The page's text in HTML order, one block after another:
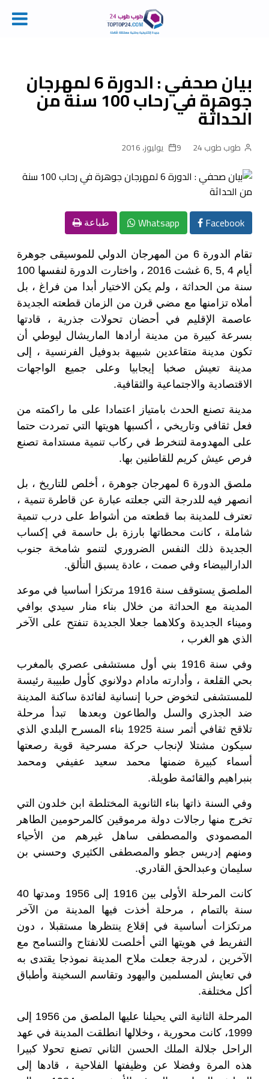
بيان صحفي : الدورة 6 لمهرجان
جوهرة في رحاب 100 سنة من
الحداثة
طوب طوب 24 9 يوليوز، 2016
Facebook
Whatsapp طباعة
تقام الدورة 6 من المهرجان الدولي للموسيقى جوهرة
أيام 4 ,5 ,6 غشت 2016 ، واختارت الدورة لنفسها 100
سنة من الحداثة ، ولم يكن الاختيار أبدا من فراغ ، بل
أملاه تزامنها مع مضي قرن من الزمان قطعته الجديدة
عاصمة الإقليم في أحضان تحولات جذرية ، قادتها
بسرعة كبيرة من مدينة أرادها الماريشال ليوطي أن
تكون مدينة متقاعدين شبيهة بدوفيل الفرنسية ، إلى
مدينة تعيش صخبا إيجابيا وعلى جميع الواجهات
الاقتصادية والاجتماعية والثقافية.
مدينة تصنع الحدث بامتياز اعتمادا على ما راكمته من
فعل ثقافي وتاريخي ، أكسبها هويتها التي تمردت حتما
على المهدومة لتنخرط في ركاب تنمية مستدامة تصنع
فرص عيش كريم للقاطنين بها.
ملصق الدورة 6 لمهرجان جوهرة ، أخلص للتاريخ ، بل
انصهر فيه للدرجة التي جعلته عبارة عن قاطرة تنمية ،
تعترف للمدينة بما قطعته من أشواط على درب تنمية
شاملة ، كانت محطاتها بارزة بل حاسمة في إكساب
الجديدة ذلك النفس الضروري لتنمو شامخة جنوب
الدارالبيضاء وفي صمت ، عادة يسبق التألق.
الملصق يستوقف سنة 1916 مرتكزا أساسيا في موعد
المدينة مع الحداثة من خلال بناء منار سيدي بوافي
وميناء الجديدة وكلاهما جعلا الجديدة تنفتح على الآخر
الذي هو الغرب ،
وفي سنة 1916 بني أول مستشفى عصري بالمغرب
بحي القلعة ، وأدارته مادام دولانوي كأول طبيبة رئيسة
للمستشفى لتخوض حربا إنسانية لفائدة ساكنة المدينة
ضد الجذري والسل والطاعون وبعدها تبدأ مرحلة
تلاقح ثقافي أثمر سنة 1925 بناء المسرح البلدي الذي
سيكون مشتلا لإنجاب حركة مسرحية قوية رصعتها
أسماء كبيرة ضمنها محمد سعيد عفيفي ومحمد
بنبراهيم والقائمة طويلة.
وفي السنة ذاتها بناء الثانوية المختلطة ابن خلدون التي
تخرج منها رجالات دولة مرموقين كالمرحومين الطاهر
المصمودي والمصطفى ساهل غيرهم من الأحياء
ومنهم إدريس جطو والمصطفى الكثيري وحسني بن
سليمان وعبدالحق القادري.
كانت المرحلة الأولى بين 1916 إلى 1956 ومدتها 40
سنة بالتمام ، مرحلة أخذت فيها المدينة من الآخر
مرتكزات أساسية في إقلاع ينتظرها مستقبلا ، دون
التفريط في هويتها التي أخلصت للانفتاح والتسامح مع
الآخرين ، لدرجة جعلت ملاح المدينة نموذجا يقتدى به
في تعايش المسلمين واليهود وتقاسم السخينة وأطباق
أكل مختلفة.
المرحلة الثانية التي يحيلنا عليها الملصق من 1956 إلى
1999، كانت محورية ، وخلالها انطلقت المدينة في عهد
الراحل جلالة الملك الحسن الثاني تصنع تحولا كبيرا
هذه المرة وفضلا عن وظيفتها الفلاحية ، قادها إلى